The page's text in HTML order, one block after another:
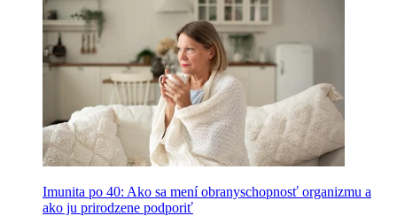
Imunita po 40: Ako sa mení obranyschopnosť organizmu a
ako ju prirodzene podporiť